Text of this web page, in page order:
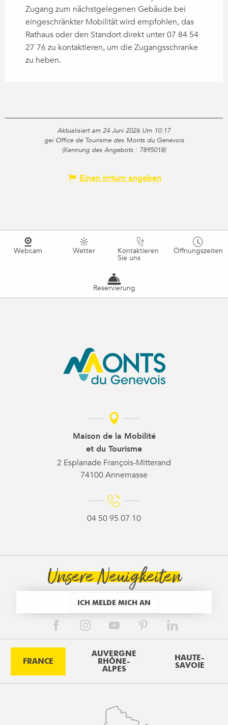
Zugang zum nächstgelegenen Gebäude bei
eingeschränkter Mobilität wird empfohlen, das
Rathaus oder den Standort direkt unter 07 84 54
27 76 zu kontaktieren, um die Zugangsschranke
zu heben.
Aktualisiert am 24 Juni 2026 Um 10:17
gei Office de Tourisme des Monts du Genevois
(Kennung des Angebots : 7895018)
Einen Irrtum angeben
Webcam Wetter Kontaktieren
Sie uns
Öffnungszeiten
Reservierung
Maison de la Mobilité
et du Tourisme
2 Esplanade François-Mitterand
74100 Annemasse
04 50 95 07 10
Unsere Neuigkeiten
ICH MELDE MICH AN
FRANCE
AUVERGNE
RHÔNE-
ALPES
HAUTE-
SAVOIE